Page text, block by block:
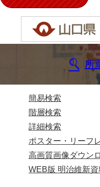
尾崎家文書（
小沢家文書（
小沢太郎文書
小田家文書
小田家文書（
小田家文書（
小田家文書（
小野家文書
影山家文書
所
簡易検索
階層検索
詳細検索
ポスター・リーフ
高画質画像ダウン
WEB版 明治維新資